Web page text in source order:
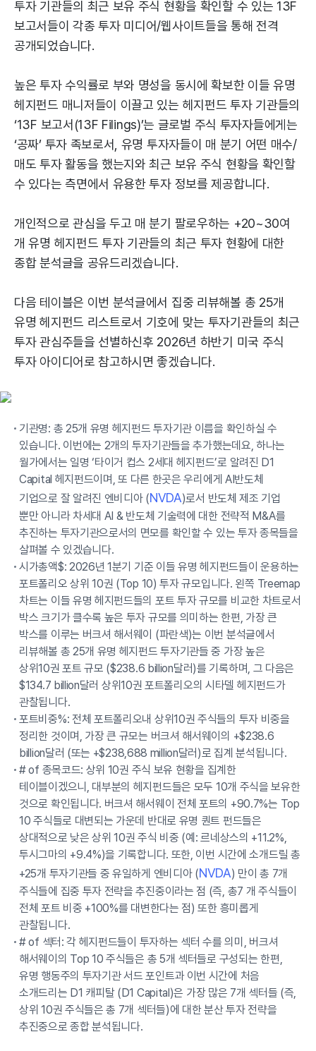
투자 기관들의 최근 보유 주식 현황을 확인할 수 있는 13F
보고서들이 각종 투자 미디어/웹사이트들을 통해 전격
공개되었습니다.
높은 투자 수익률로 부와 명성을 동시에 확보한 이들 유명
헤지펀드 매니저들이 이끌고 있는 헤지펀드 투자 기관들의
‘13F 보고서(13F Filings)’는 글로벌 주식 투자자들에게는
‘공짜’ 투자 족보로서, 유명 투자자들이 매 분기 어떤 매수/
매도 투자 활동을 했는지와 최근 보유 주식 현황을 확인할
수 있다는 측면에서 유용한 투자 정보를 제공합니다.
개인적으로 관심을 두고 매 분기 팔로우하는 +20~30여
개 유명 헤지펀드 투자 기관들의 최근 투자 현황에 대한
종합 분석글을 공유드리겠습니다.
다음 테이블은 이번 분석글에서 집중 리뷰해볼 총 25개
유명 헤지펀드 리스트로서 기호에 맞는 투자기관들의 최근
투자 관심주들을 선별하신후 2026년 하반기 미국 주식
투자 아이디어로 참고하시면 좋겠습니다.
기관명: 총 25개 유명 헤지펀드 투자기관 이름을 확인하실 수
있습니다. 이번에는 2개의 투자기관들을 추가했는데요, 하나는
월가에서는 일명 ‘타이거 컵스 2세대 헤지펀드’로 알려진 D1
Capital 헤지펀드이며, 또 다른 한곳은 우리에게 AI반도체
기업으로 잘 알려진 엔비디아 (NVDA)로서 반도체 제조 기업
뿐만 아니라 차세대 AI & 반도체 기술력에 대한 전략적 M&A를
추진하는 투자기관으로서의 면모를 확인할 수 있는 투자 종목들을
살펴볼 수 있겠습니다.
시가총액$: 2026년 1분기 기준 이들 유명 헤지펀드들이 운용하는
포트폴리오 상위 10권 (Top 10) 투자 규모입니다. 왼쪽 Treemap
차트는 이들 유명 헤지펀드들의 포트 투자 규모를 비교한 차트로서
박스 크기가 클수록 높은 투자 규모를 의미하는 한편, 가장 큰
박스를 이루는 버크셔 해서웨이 (파란색)는 이번 분석글에서
리뷰해볼 총 25개 유명 헤지펀드 투자기관들 중 가장 높은
상위10권 포트 규모 ($238.6 billion달러)를 기록하며, 그 다음은
$134.7 billion달러 상위10권 포트폴리오의 시타델 헤지펀드가
관찰됩니다.
포트비중%: 전체 포트폴리오내 상위10권 주식들의 투자 비중을
정리한 것이며, 가장 큰 규모는 버크셔 해서웨이의 +$238.6
billion달러 (또는 +$238,688 million달러)로 집계 분석됩니다.
# of 종목코드: 상위 10권 주식 보유 현황을 집계한
테이블이겠으니, 대부분의 헤지펀드들은 모두 10개 주식을 보유한
것으로 확인됩니다. 버크셔 해서웨이 전체 포트의 +90.7%는 Top
10 주식들로 대변되는 가운데 반대로 유명 퀀트 펀드들은
상대적으로 낮은 상위 10권 주식 비중 (예: 르네상스의 +11.2%,
투시그마의 +9.4%)을 기록합니다. 또한, 이번 시간에 소개드릴 총
+25개 투자기관들 중 유일하게 엔비디아 (NVDA) 만이 총 7개
주식들에 집중 투자 전략을 추진중이라는 점 (즉, 총7 개 주식들이
전체 포트 비중 +100%를 대변한다는 점) 또한 흥미롭게
관찰됩니다.
# of 섹터: 각 헤지펀드들이 투자하는 섹터 수를 의미, 버크셔
해서웨이의 Top 10 주식들은 총 5개 섹터들로 구성되는 한편,
유명 행동주의 투자기관 서드 포인트과 이번 시간에 처음
소개드리는 D1 캐피탈 (D1 Capital)은 가장 많은 7개 섹터들 (즉,
상위 10권 주식들은 총 7개 섹터들)에 대한 분산 투자 전략을
추진중으로 종합 분석됩니다.